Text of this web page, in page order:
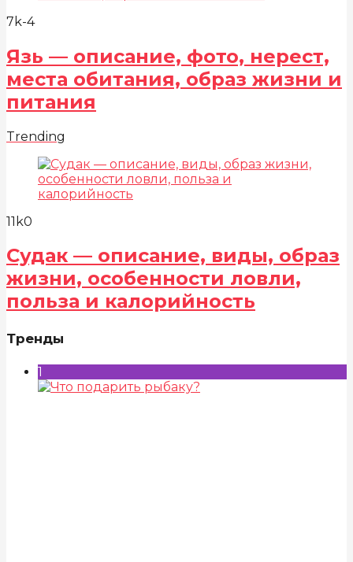
7k-4
Язь — описание, фото, нерест,
места обитания, образ жизни и
питания
Trending
11k0
Судак — описание, виды, образ
жизни, особенности ловли,
польза и калорийность
Тренды
1